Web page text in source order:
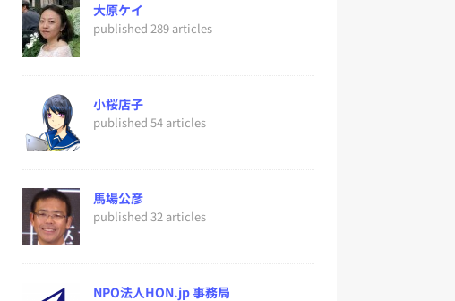
大原ケイ
published 289 articles
小桜店子
published 54 articles
馬場公彦
published 32 articles
NPO法人HON.jp 事務局